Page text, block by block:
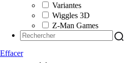
Variantes
Wiggles 3D
Z-Man Games
Effacer